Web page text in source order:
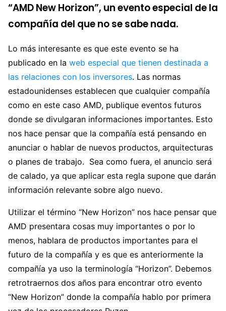
“AMD New Horizon”, un evento especial de la
compañía del que no se sabe nada.
Lo más interesante es que este evento se ha
publicado en la web especial que tienen destinada a
las relaciones con los inversores. Las normas
estadounidenses establecen que cualquier compañía
como en este caso AMD, publique eventos futuros
donde se divulgaran informaciones importantes. Esto
nos hace pensar que la compañía está pensando en
anunciar o hablar de nuevos productos, arquitecturas
o planes de trabajo. Sea como fuera, el anuncio será
de calado, ya que aplicar esta regla supone que darán
información relevante sobre algo nuevo.
Utilizar el término “New Horizon” nos hace pensar que
AMD presentara cosas muy importantes o por lo
menos, hablara de productos importantes para el
futuro de la compañía y es que es anteriormente la
compañía ya uso la terminología “Horizon”. Debemos
retrotraernos dos años para encontrar otro evento
“New Horizon” donde la compañía hablo por primera